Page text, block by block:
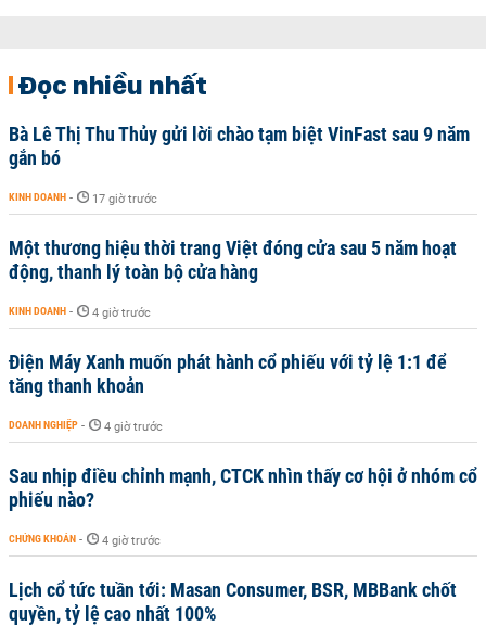
Đọc nhiều nhất
Bà Lê Thị Thu Thủy gửi lời chào tạm biệt VinFast sau 9 năm
gắn bó
KINH DOANH - 17 giờ trước
Một thương hiệu thời trang Việt đóng cửa sau 5 năm hoạt
động, thanh lý toàn bộ cửa hàng
KINH DOANH - 4 giờ trước
Điện Máy Xanh muốn phát hành cổ phiếu với tỷ lệ 1:1 để
tăng thanh khoản
DOANH NGHIỆP - 4 giờ trước
Sau nhịp điều chỉnh mạnh, CTCK nhìn thấy cơ hội ở nhóm cổ
phiếu nào?
CHỨNG KHOÁN - 4 giờ trước
Lịch cổ tức tuần tới: Masan Consumer, BSR, MBBank chốt
quyền, tỷ lệ cao nhất 100%